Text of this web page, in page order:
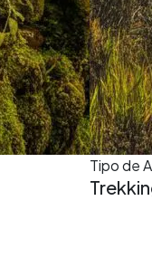
Tipo de